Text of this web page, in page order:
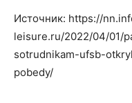
Источник: https://
leisure.ru/2022/04/01/
sotrudnikam-ufsb-
pobedy/